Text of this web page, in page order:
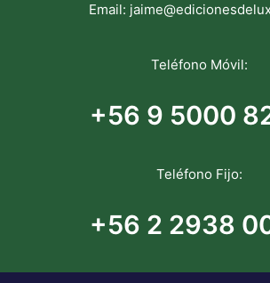
Email:
Teléfono Móvil:
+56 9 5000
Teléfono Fijo:
+56 2 2938